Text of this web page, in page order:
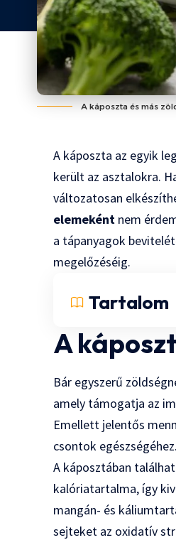
A káposzta és más
A káposzta az egyik
került az asztalokra.
változatosan
elemeként nem
a tápanyagok
megelőzéséig.
Tartalom
A
Bár egyszerű
amely támogatja az
Emellett jelentős
csontok egészségéhez.
A káposztában
kalóriatartalma, így
mangán- és
sejteket az oxidatív